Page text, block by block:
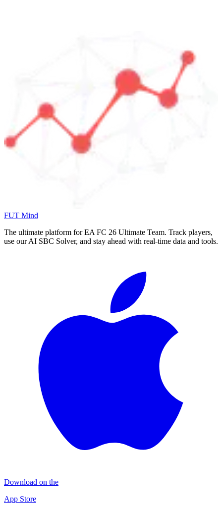
FUT Mind
The ultimate platform for EA FC 26 Ultimate Team. Track players,
use our AI SBC Solver, and stay ahead with real-time data and tools.
Download on the
App Store